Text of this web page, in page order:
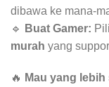
dibawa ke mana-
🔹
Buat Gamer:
murah yang
🔥 Mau yang